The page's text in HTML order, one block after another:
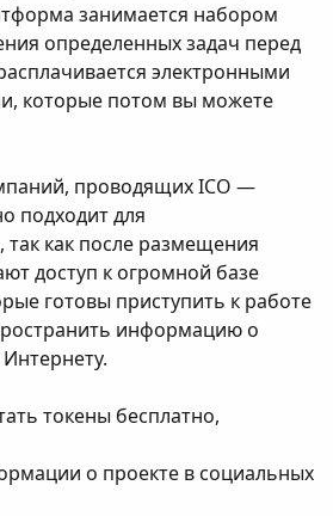
занимается набором
определенных задач перед
электронными
которые потом вы можете
проводящих ICO —
подходит для
как после размещения
доступ к огромной базе
готовы приступить к работе
информацию о
токены бесплатно,
о проекте в социальных